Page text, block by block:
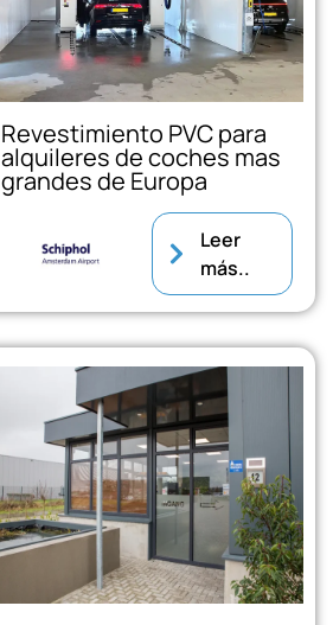
Revestimiento PVC para
alquileres de coches mas
grandes de Europa
Leer
más..